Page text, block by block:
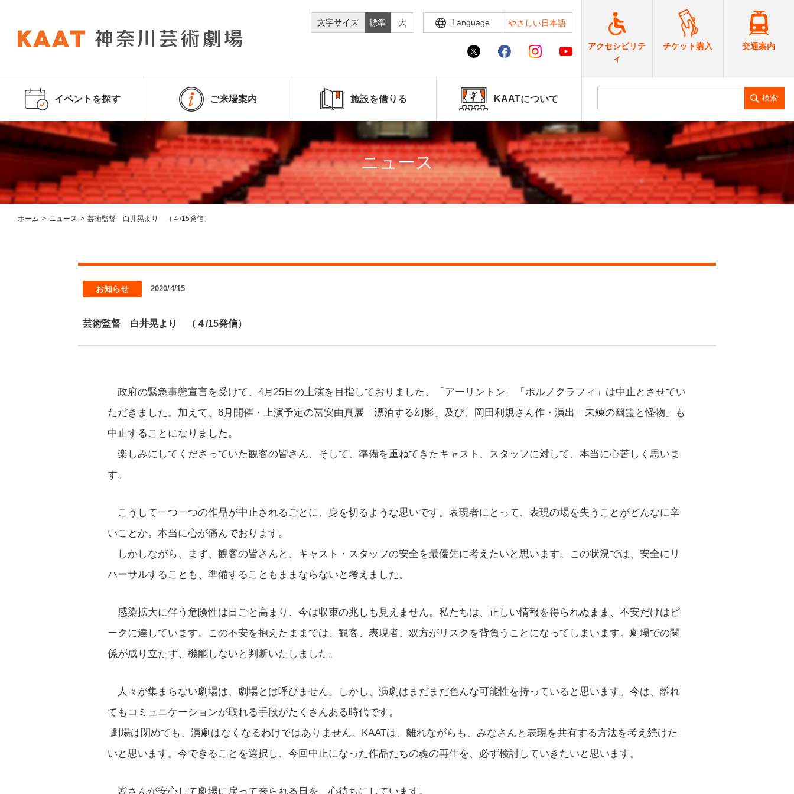
文字サイズ 標準 大 Language やさしい日本語
アクセシビリテ
ィ
チケット購入 交通案内
イベントを探す ご来場案内 施設を借りる KAATについて 検索
ニュース
ホーム > ニュース > 芸術監督 白井晃より （４/15発信）
お知らせ 2020/4/15
芸術監督 白井晃より （４/15発信）
政府の緊急事態宣言を受けて、4月25日の上演を目指しておりました、「アーリントン」「ポルノグラフィ」は中止とさせてい
ただきました。加えて、6月開催・上演予定の冨安由真展「漂泊する幻影」及び、岡田利規さん作・演出「未練の幽霊と怪物」も
中止することになりました。
楽しみにしてくださっていた観客の皆さん、そして、準備を重ねてきたキャスト、スタッフに対して、本当に心苦しく思いま
す。
こうして一つ一つの作品が中止されるごとに、身を切るような思いです。表現者にとって、表現の場を失うことがどんなに辛
いことか。本当に心が痛んでおります。
しかしながら、まず、観客の皆さんと、キャスト・スタッフの安全を最優先に考えたいと思います。この状況では、安全にリ
ハーサルすることも、準備することもままならないと考えました。
感染拡大に伴う危険性は日ごと高まり、今は収束の兆しも見えません。私たちは、正しい情報を得られぬまま、不安だけはピ
ークに達しています。この不安を抱えたままでは、観客、表現者、双方がリスクを背負うことになってしまいます。劇場での関
係が成り立たず、機能しないと判断いたしました。
人々が集まらない劇場は、劇場とは呼びません。しかし、演劇はまだまだ色んな可能性を持っていると思います。今は、離れ
てもコミュニケーションが取れる手段がたくさんある時代です。
劇場は閉めても、演劇はなくなるわけではありません。KAATは、離れながらも、みなさんと表現を共有する方法を考え続けた
いと思います。今できることを選択し、今回中止になった作品たちの魂の再生を、必ず検討していきたいと思います。
皆さんが安心して劇場に戻って来られる日を、心待ちにしています。